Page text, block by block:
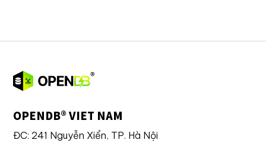
OPENDB® VIET NAM
ĐC: 241 Nguyễn Xiển, TP. Hà Nội